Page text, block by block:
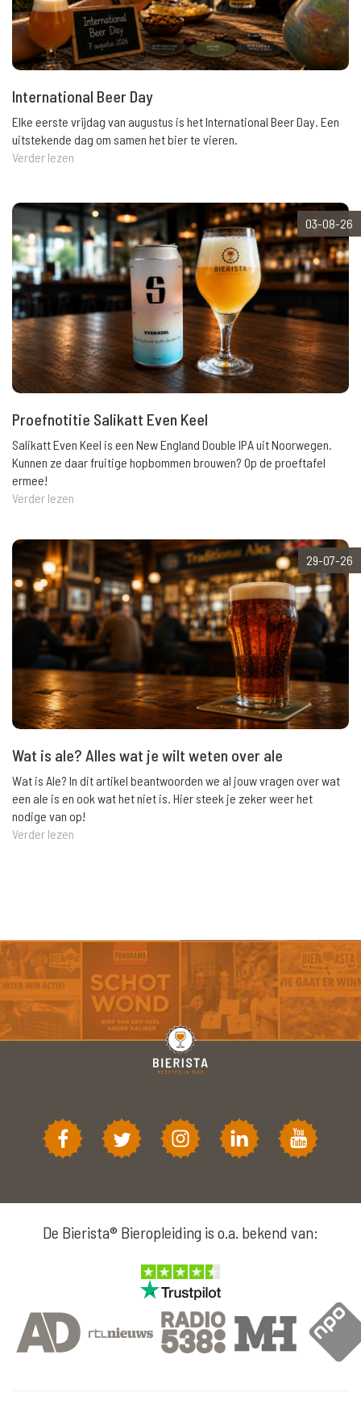
International Beer Day
Elke eerste vrijdag van augustus is het International Beer Day. Een
uitstekende dag om samen het bier te vieren.
Verder lezen
03-08-26
Proefnotitie Salikatt Even Keel
Salikatt Even Keel is een New England Double IPA uit Noorwegen.
Kunnen ze daar fruitige hopbommen brouwen? Op de proeftafel
ermee!
Verder lezen
29-07-26
Wat is ale? Alles wat je wilt weten over ale
Wat is Ale? In dit artikel beantwoorden we al jouw vragen over wat
een ale is en ook wat het niet is. Hier steek je zeker weer het
nodige van op!
Verder lezen
De Bierista® Bieropleiding is o.a. bekend van: